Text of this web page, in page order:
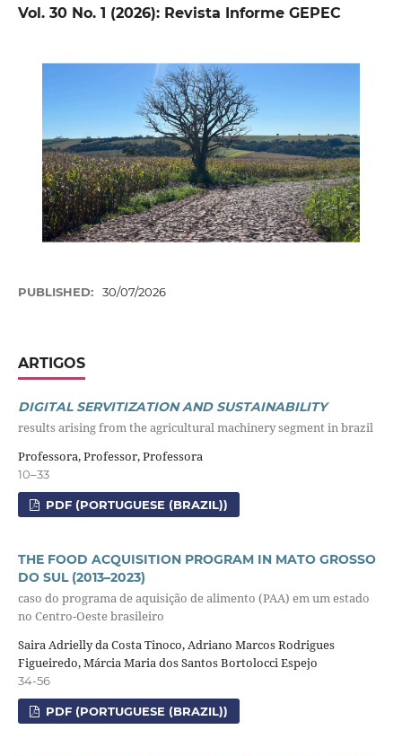
Vol. 30 No. 1 (2026): Revista Informe GEPEC
PUBLISHED: 30/07/2026
ARTIGOS
DIGITAL SERVITIZATION AND SUSTAINABILITY
results arising from the agricultural machinery segment in brazil
Professora, Professor, Professora
10–33
PDF (PORTUGUESE (BRAZIL))
THE FOOD ACQUISITION PROGRAM IN MATO GROSSO
DO SUL (2013–2023)
caso do programa de aquisição de alimento (PAA) em um estado
no Centro-Oeste brasileiro
Saira Adrielly da Costa Tinoco, Adriano Marcos Rodrigues
Figueiredo, Márcia Maria dos Santos Bortolocci Espejo
34-56
PDF (PORTUGUESE (BRAZIL))